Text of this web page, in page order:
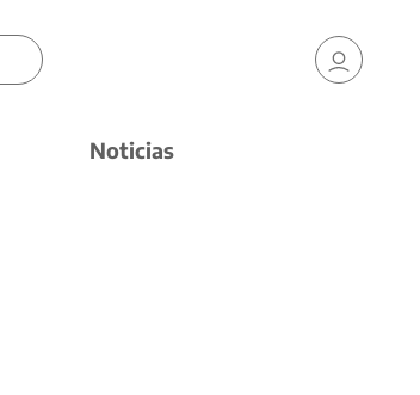
Noticias